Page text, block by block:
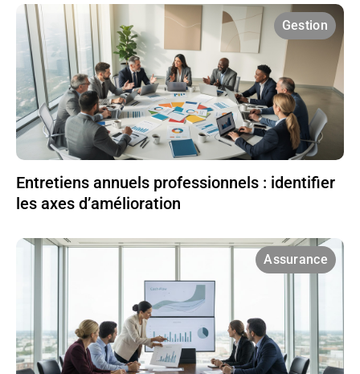
Gestion
Entretiens annuels professionnels : identifier
les axes d’amélioration
Assurance